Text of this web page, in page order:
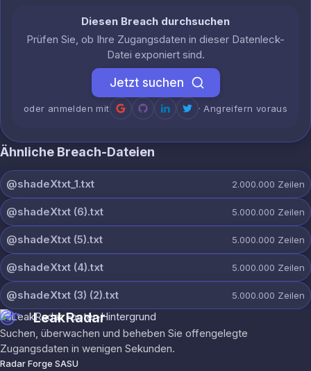
Diesen Breach durchsuchen
Prüfen Sie, ob Ihre Zugangsdaten in dieser Datenleck-
Datei exponiert sind.
Jetzt suchen
oder anmelden mit · Angreifern voraus
Ähnliche Breach-Dateien
@shadeXtxt_1.txt 2.000.000 Zeilen
@shadeXtxt (6).txt 5.000.000 Zeilen
@shadeXtxt (5).txt 5.000.000 Zeilen
@shadeXtxt (4).txt 5.000.000 Zeilen
@shadeXtxt (3) (2).txt 5.000.000 Zeilen
LeakRadar
Suchen, überwachen und beheben Sie offengelegte
Zugangsdaten in wenigen Sekunden.
Radar Forge SASU